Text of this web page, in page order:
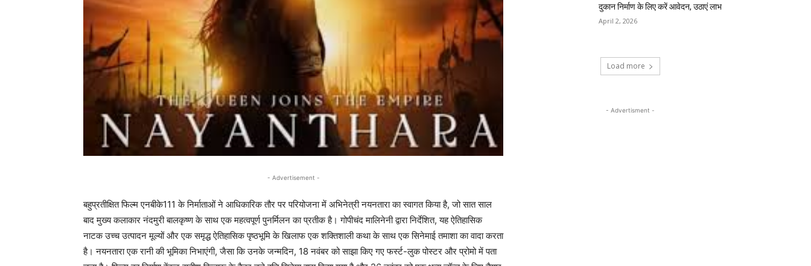
- Advertisement -
बहुप्रतीक्षित फिल्म एनबीके111 के निर्माताओं ने आधिकारिक तौर पर परियोजना में अभिनेत्री नयनतारा का स्वागत किया है, जो सात साल
बाद मुख्य कलाकार नंदमुरी बालकृष्ण के साथ एक महत्वपूर्ण पुनर्मिलन का प्रतीक है। गोपीचंद मालिनेनी द्वारा निर्देशित, यह ऐतिहासिक
नाटक उच्च उत्पादन मूल्यों और एक समृद्ध ऐतिहासिक पृष्ठभूमि के खिलाफ एक शक्तिशाली कथा के साथ एक सिनेमाई तमाशा का वादा करता
है। नयनतारा एक रानी की भूमिका निभाएंगी, जैसा कि उनके जन्मदिन, 18 नवंबर को साझा किए गए फर्स्ट-लुक पोस्टर और प्रोमो में पता
दुकान निर्माण के लिए करें आवेदन, उठाएं लाभ
April 2, 2026
Load more
- Advertisment -